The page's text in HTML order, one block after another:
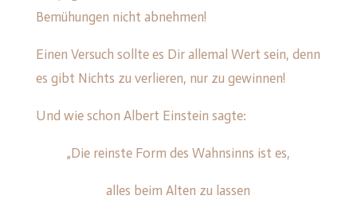
Bemühungen nicht abnehmen!
Einen Versuch sollte es Dir allemal Wert sein, denn
es gibt Nichts zu verlieren, nur zu gewinnen!
Und wie schon Albert Einstein sagte:
„Die reinste Form des Wahnsinns ist es,
alles beim Alten zu lassen